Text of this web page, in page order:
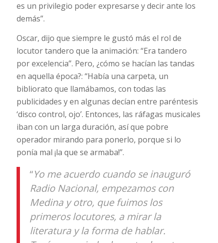
es un privilegio poder expresarse y decir ante los
demás”.
Oscar, dijo que siempre le gustó más el rol de
locutor tandero que la animación: “Era tandero
por excelencia”. Pero, ¿cómo se hacían las tandas
en aquella época?: “Había una carpeta, un
bibliorato que llamábamos, con todas las
publicidades y en algunas decían entre paréntesis
‘disco control, ojo’. Entonces, las ráfagas musicales
iban con un larga duración, así que pobre
operador mirando para ponerlo, porque si lo
ponía mal ¡la que se armaba!”.
“Yo me acuerdo cuando se inauguró
Radio Nacional, empezamos con
Medina y otro, que fuimos los
primeros locutores, a mirar la
literatura y la forma de hablar.